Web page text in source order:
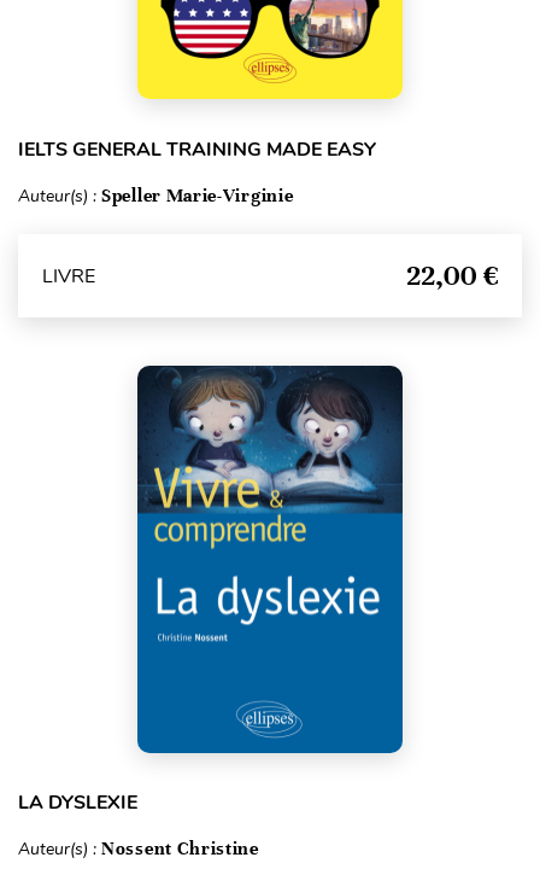
IELTS GENERAL TRAINING MADE EASY
Auteur(s) : Speller Marie-Virginie
LIVRE 22,00 €
LA DYSLEXIE
Auteur(s) : Nossent Christine